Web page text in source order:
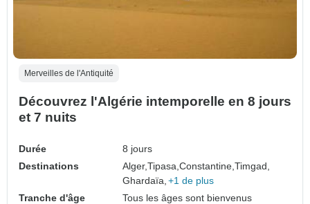
Merveilles de l'Antiquité
Découvrez l'Algérie intemporelle en 8 jours
et 7 nuits
Durée
8 jours
Destinations
Alger,Tipasa,Constantine,Timgad,
Ghardaïa, +1 de plus
Tranche d'âge
Tous les âges sont bienvenus